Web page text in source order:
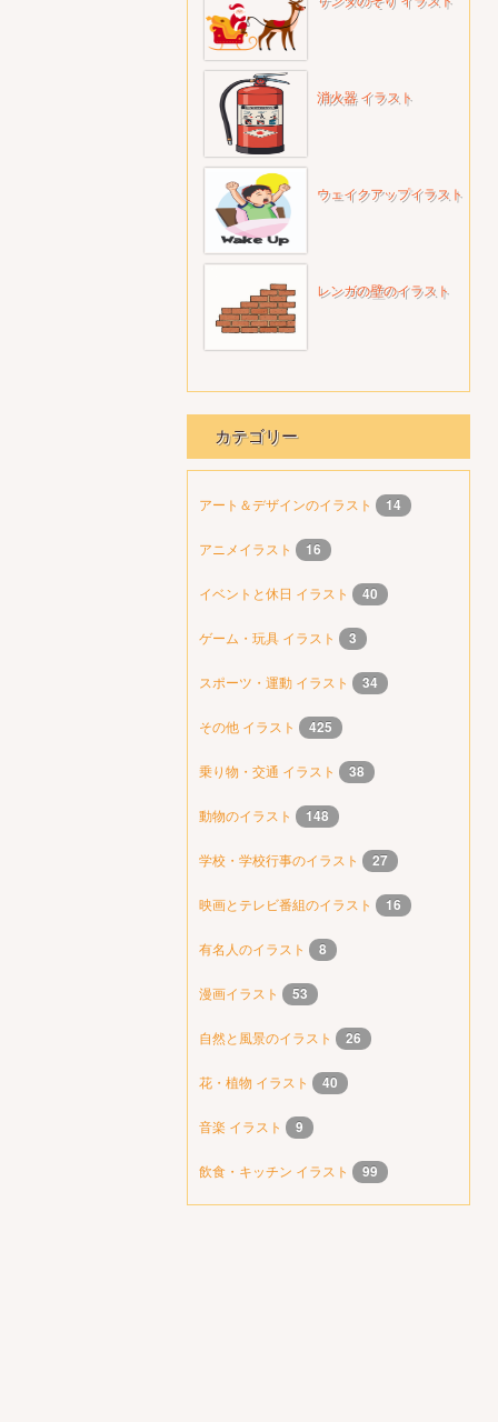
消火器 イラスト
ウェイクアップイラスト
レンガの壁のイラスト
カテゴリー
アート＆デザインのイラスト 14
アニメイラスト 16
イベントと休日 イラスト 40
ゲーム・玩具 イラスト 3
スポーツ・運動 イラスト 34
その他 イラスト 425
乗り物・交通 イラスト 38
動物のイラスト 148
学校・学校行事のイラスト 27
映画とテレビ番組のイラスト 16
有名人のイラスト 8
漫画イラスト 53
自然と風景のイラスト 26
花・植物 イラスト 40
音楽 イラスト 9
飲食・キッチン イラスト 99